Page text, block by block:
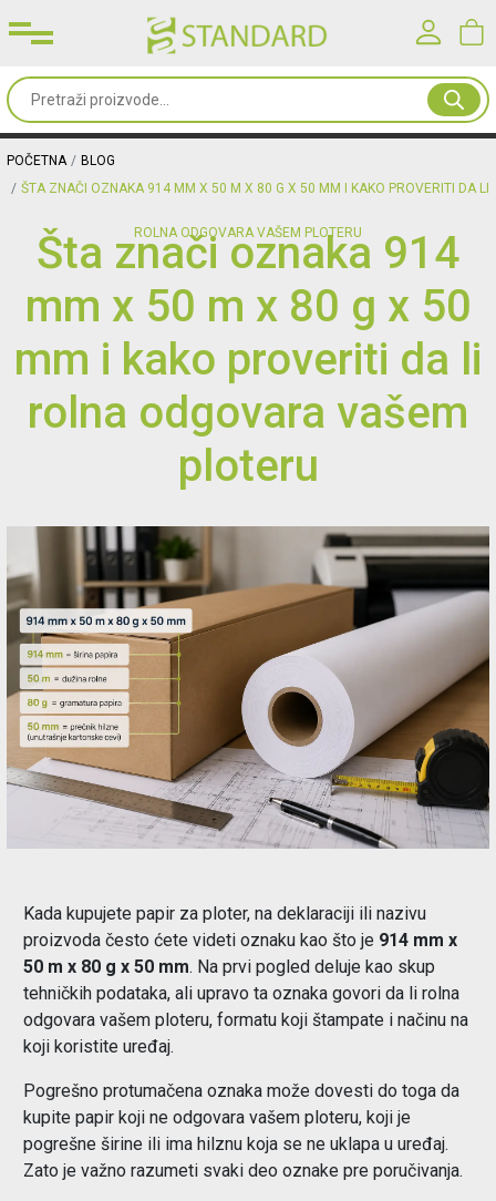
Sve
od
papira
materijal
Toneri
mašine
Oprema
Održavanje
Akcija
Prijava
korisnika
Registracija
korisnika
Blog
Korisničko ime*
Lozinka*
PRIJAVA
Registracija | Zaboravljena lozinka?
POČETNA
BLOG
ŠTA ZNAČI OZNAKA 914 MM X 50 M X 80 G X 50 MM I KAKO PROVERITI DA LI
ROLNA ODGOVARA VAŠEM PLOTERU
Šta znači oznaka 914
mm x 50 m x 80 g x 50
mm i kako proveriti da li
rolna odgovara vašem
ploteru
Kada kupujete papir za ploter, na deklaraciji ili nazivu
proizvoda često ćete videti oznaku kao što je 914 mm x
50 m x 80 g x 50 mm. Na prvi pogled deluje kao skup
tehničkih podataka, ali upravo ta oznaka govori da li rolna
odgovara vašem ploteru, formatu koji štampate i načinu na
koji koristite uređaj.
Pogrešno protumačena oznaka može dovesti do toga da
kupite papir koji ne odgovara vašem ploteru, koji je
pogrešne širine ili ima hilznu koja se ne uklapa u uređaj.
Zato je važno razumeti svaki deo oznake pre poručivanja.